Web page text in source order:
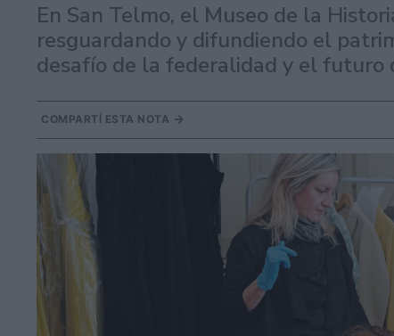
En San Telmo, el Museo de la
resguardando y difundiendo el
desafío de la federalidad y el futuro
COMPARTÍ ESTA NOTA